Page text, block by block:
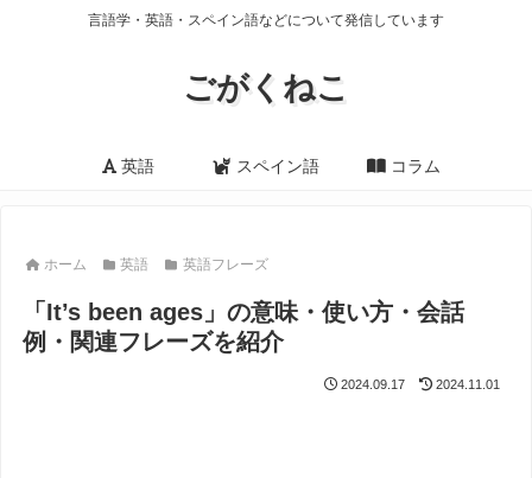
言語学・英語・スペイン語などについて発信しています
ごがくねこ
英語 スペイン語 コラム
ホーム 英語 英語フレーズ
「It’s been ages」の意味・使い方・会話
例・関連フレーズを紹介
2024.09.17 2024.11.01